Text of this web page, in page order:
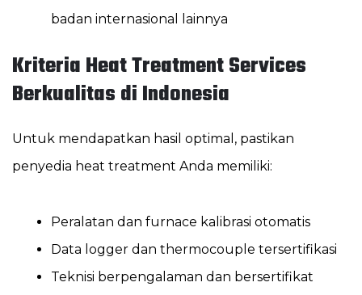
badan internasional lainnya
Kriteria Heat Treatment Services
Berkualitas di Indonesia
Untuk mendapatkan hasil optimal, pastikan
penyedia heat treatment Anda memiliki:
Peralatan dan furnace kalibrasi otomatis
Data logger dan thermocouple tersertifikasi
Teknisi berpengalaman dan bersertifikat